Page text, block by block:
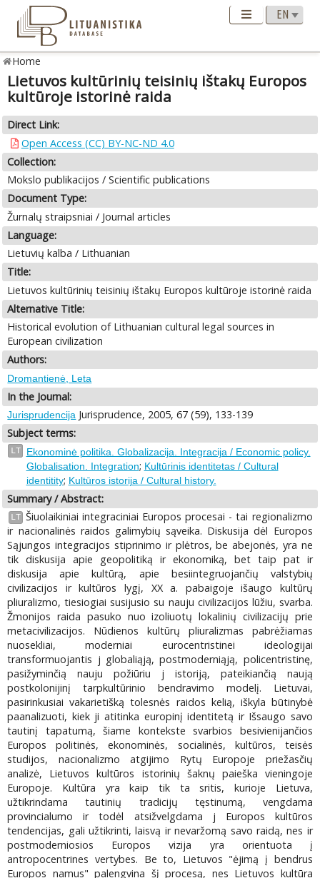
Home
Lietuvos kultūrinių teisinių ištakų Europos
kultūroje istorinė raida
Direct Link:
Open Access (CC) BY-NC-ND 4.0
Collection:
Mokslo publikacijos / Scientific publications
Document Type:
Žurnalų straipsniai / Journal articles
Language:
Lietuvių kalba / Lithuanian
Title:
Lietuvos kultūrinių teisinių ištakų Europos kultūroje istorinė raida
Alternative Title:
Historical evolution of Lithuanian cultural legal sources in
European civilization
Authors:
Dromantienė, Leta
In the Journal:
Jurisprudencija Jurisprudence, 2005, 67 (59), 133-139
Subject terms:
LT
Ekonominė politika. Globalizacija. Integracija / Economic policy.
Globalisation. Integration; Kultūrinis identitetas / Cultural
identitity; Kultūros istorija / Cultural history.
Summary / Abstract:
LT Šiuolaikiniai integraciniai Europos procesai - tai regionalizmo
ir nacionalinės raidos galimybių sąveika. Diskusija dėl Europos
Sąjungos integracijos stiprinimo ir plėtros, be abejonės, yra ne
tik diskusija apie geopolitiką ir ekonomiką, bet taip pat ir
diskusija apie kultūrą, apie besiintegruojančių valstybių
civilizacijos ir kultūros lygį, XX a. pabaigoje išaugo kultūrų
pliuralizmo, tiesiogiai susijusio su nauju civilizacijos lūžiu, svarba.
Žmonijos raida pasuko nuo izoliuotų lokalinių civilizacijų prie
metacivilizacijos. Nūdienos kultūrų pliuralizmas pabrėžiamas
nuosekliai, moderniai eurocentristinei ideologijai
transformuojantis j globaliąją, postmoderniąją, policentristinę,
pasižyminčią nauju požiūriu j istoriją, pateikiančią naują
postkolonijinį tarpkultūrinio bendravimo modelį. Lietuvai,
pasirinkusiai vakarietišką tolesnės raidos kelią, iškyla būtinybė
paanalizuoti, kiek ji atitinka europinį identitetą ir Išsaugo savo
tautinį tapatumą, šiame kontekste svarbios besivienijančios
Europos politinės, ekonominės, socialinės, kultūros, teisės
studijos, nacionalizmo atgijimo Rytų Europoje priežasčių
analizė, Lietuvos kultūros istorinių šaknų paieška vieningoje
Europoje. Kultūra yra kaip tik ta sritis, kurioje Lietuva,
užtikrindama tautinių tradicijų tęstinumą, vengdama
provincialumo ir todėl atsižvelgdama j Europos kultūros
tendencijas, gali užtikrinti, laisvą ir nevaržomą savo raidą, nes ir
postmoderniosios Europos vizija yra orientuota į
antropocentrines vertybes. Be to, Lietuvos "ėjimą į bendrus
Europos namus" palengvina šį procesą, nes Lietuvos kultūra